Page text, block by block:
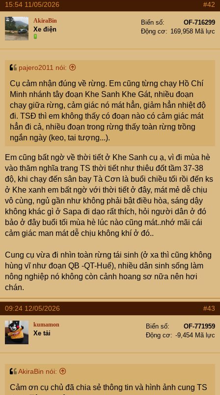
15:54 11/05/2026 #42
AkiraBin
Xe điện
Biển số
OF-716299
Động cơ
169,958 Mã lực
pajero2011 nói:
Cụ cảm nhận đúng về rừng. Em cũng từng chạy Hồ Chí
Minh nhánh tây đoạn Khe Sanh Khe Gát, nhiều đoạn
chạy giữa rừng, cảm giác nó mát hẳn, giảm hẳn nhiệt độ
đi. TSĐ thì em không thấy có đoạn nào có cảm giác mát
hẳn đi cả, nhiều đoạn trong rừng thấy toàn rừng trồng
ngắn ngày (keo, tai tượng...).
Em cũng bất ngờ về thời tiết ở Khe Sanh cụ ạ, vì đi mùa hè
vào thăm nghĩa trang TS thời tiết như thiêu đốt tầm 37-38
độ, khi chạy đến sân bay Tà Cơn là buổi chiều tối rồi đến ks
ở Khe xanh em bất ngờ với thời tiết ở đây, mát mẻ dễ chịu
vô cùng, ngủ gần như không phải bật điều hòa, sáng dậy
không khác gì ở Sapa đi dạo rất thích, hỏi người dân ở đó
bảo ở đây buổi tối mùa hè lúc nào cũng mát..nhớ mãi cái
cảm giác man mát dễ chịu không khí ở đó..
Cung cụ vừa đi nhìn toàn rừng tái sinh (ở xa thì cũng không
hùng vĩ như đoạn QB -QT-Huế), nhiều dân sinh sống làm
nông nghiệp nó không còn cảnh hoang sơ nữa nên hơi
chán.
09:24 12/05/2026 #43
kumamon
Xe tải
Biển số
OF-771959
Động cơ
-9,454 Mã lực
AkiraBin nói:
Cảm ơn cụ chủ đã chia sẻ thông tin và hình ảnh cung TS